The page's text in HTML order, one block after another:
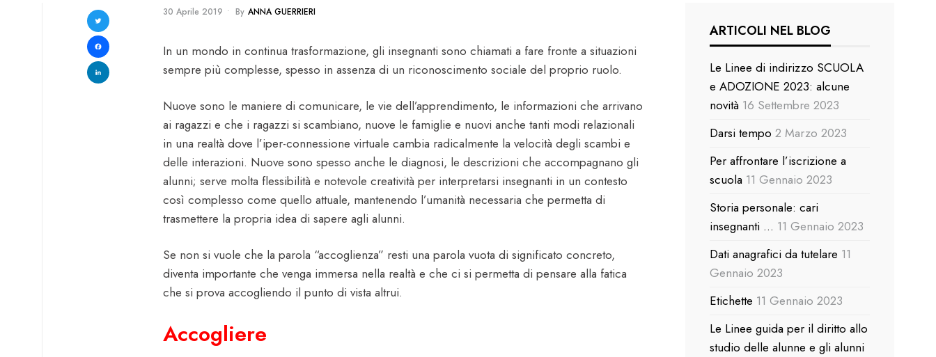
30 Aprile 2019 • By ANNA GUERRIERI
In un mondo in continua trasformazione, gli insegnanti sono chiamati a fare fronte a situazioni
sempre più complesse, spesso in assenza di un riconoscimento sociale del proprio ruolo.
Nuove sono le maniere di comunicare, le vie dell’apprendimento, le informazioni che arrivano
ai ragazzi e che i ragazzi si scambiano, nuove le famiglie e nuovi anche tanti modi relazionali
in una realtà dove l’iper-connessione virtuale cambia radicalmente la velocità degli scambi e
delle interazioni. Nuove sono spesso anche le diagnosi, le descrizioni che accompagnano gli
alunni; serve molta flessibilità e notevole creatività per interpretarsi insegnanti in un contesto
così complesso come quello attuale, mantenendo l’umanità necessaria che permetta di
trasmettere la propria idea di sapere agli alunni.
Se non si vuole che la parola “accoglienza” resti una parola vuota di significato concreto,
diventa importante che venga immersa nella realtà e che ci si permetta di pensare alla fatica
che si prova accogliendo il punto di vista altrui.
Accogliere
Facebook
LinkedIn
ARTICOLI NEL BLOG
Le Linee di indirizzo SCUOLA
e ADOZIONE 2023: alcune
novità 16 Settembre 2023
Darsi tempo 2 Marzo 2023
Per affrontare l’iscrizione a
scuola 11 Gennaio 2023
Storia personale: cari
insegnanti … 11 Gennaio 2023
Dati anagrafici da tutelare 11
Gennaio 2023
Etichette 11 Gennaio 2023
Le Linee guida per il diritto allo
studio delle alunne e gli alunni